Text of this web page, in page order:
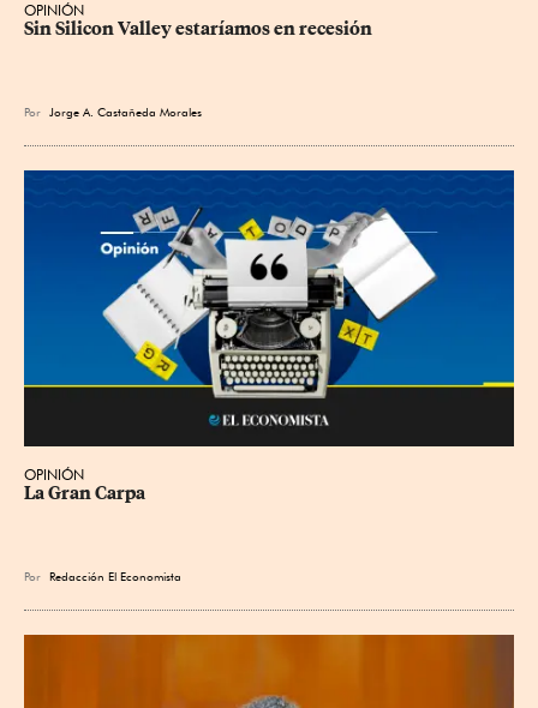
OPINIÓN
Sin Silicon Valley estaríamos en recesión
Por Jorge A. Castañeda Morales
OPINIÓN
La Gran Carpa
Por Redacción El Economista